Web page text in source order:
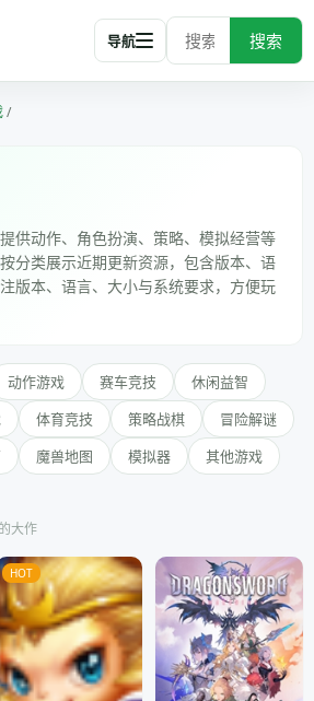
搜索
导航
/
供动作、角色扮演、策略、模拟经营等
分类展示近期更新资源，包含版本、语
版本、语言、大小与系统要求，方便玩
动作游戏 赛车竞技
休闲益智
体育竞技 策略战棋
冒险解谜
魔兽地图 模拟器 其他游戏
大作
HOT